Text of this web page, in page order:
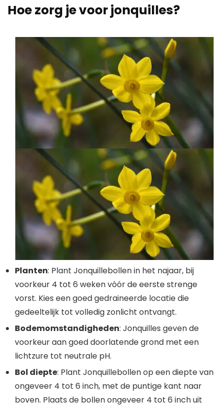
Hoe zorg je voor jonquilles?
Planten: Plant Jonquillebollen in het najaar, bij
voorkeur 4 tot 6 weken vóór de eerste strenge
vorst. Kies een goed gedraineerde locatie die
gedeeltelijk tot volledig zonlicht ontvangt.
Bodemomstandigheden: Jonquilles geven de
voorkeur aan goed doorlatende grond met een
lichtzure tot neutrale pH.
Bol diepte: Plant Jonquillebollen op een diepte van
ongeveer 4 tot 6 inch, met de puntige kant naar
boven. Plaats de bollen ongeveer 4 tot 6 inch uit